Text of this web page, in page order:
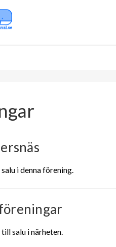
i denna förening.
salu i närheten.